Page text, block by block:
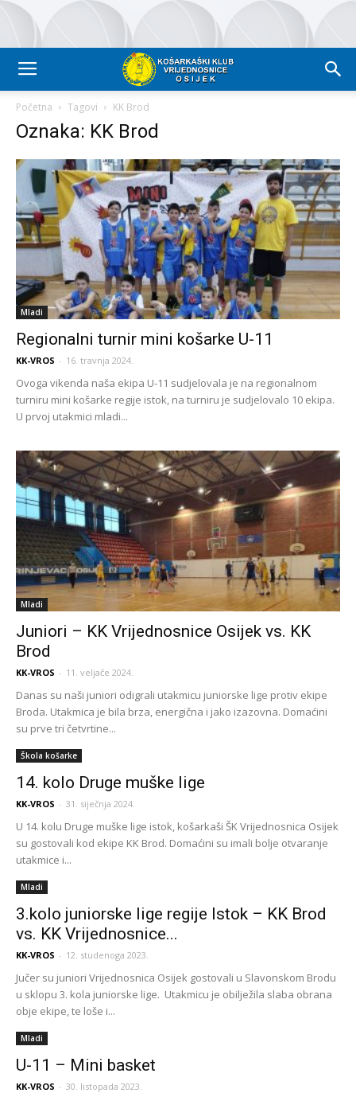
Početna Tagovi KK Brod
Oznaka: KK Brod
Mladi
Regionalni turnir mini košarke U-11
KK-VROS - 16. travnja 2024.
Ovoga vikenda naša ekipa U-11 sudjelovala je na regionalnom
turniru mini košarke regije istok, na turniru je sudjelovalo 10 ekipa.
U prvoj utakmici mladi...
Mladi
Juniori – KK Vrijednosnice Osijek vs. KK
Brod
KK-VROS - 11. veljače 2024.
Danas su naši juniori odigrali utakmicu juniorske lige protiv ekipe
Broda. Utakmica je bila brza, energična i jako izazovna. Domaćini
su prve tri četvrtine...
Škola košarke
14. kolo Druge muške lige
KK-VROS - 31. siječnja 2024.
U 14. kolu Druge muške lige istok, košarkaši ŠK Vrijednosnica Osijek
su gostovali kod ekipe KK Brod. Domaćini su imali bolje otvaranje
utakmice i...
Mladi
3.kolo juniorske lige regije Istok – KK Brod
vs. KK Vrijednosnice...
KK-VROS - 12. studenoga 2023.
Jučer su juniori Vrijednosnica Osijek gostovali u Slavonskom Brodu
u sklopu 3. kola juniorske lige. Utakmicu je obilježila slaba obrana
obje ekipe, te loše i...
Mladi
U-11 – Mini basket
KK-VROS - 30. listopada 2023.